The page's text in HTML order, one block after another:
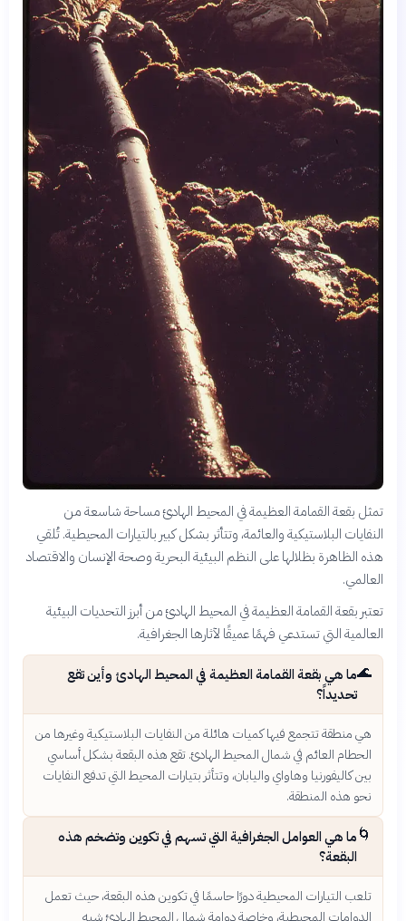
تمثل بقعة القمامة العظيمة في المحيط الهادئ مساحة شاسعة من
النفايات البلاستيكية والعائمة، وتتأثر بشكل كبير بالتيارات المحيطية. تُلقي
هذه الظاهرة بظلالها على النظم البيئية البحرية وصحة الإنسان والاقتصاد
العالمي.
تعتبر بقعة القمامة العظيمة في المحيط الهادئ من أبرز التحديات البيئية
العالمية التي تستدعي فهمًا عميقًا لآثارها الجغرافية.
🌊ما هي بقعة القمامة العظيمة في المحيط الهادئ وأين تقع
تحديداً؟
هي منطقة تتجمع فيها كميات هائلة من النفايات البلاستيكية وغيرها من
الحطام العائم في شمال المحيط الهادئ. تقع هذه البقعة بشكل أساسي
بين كاليفورنيا وهاواي واليابان، وتتأثر بتيارات المحيط التي تدفع النفايات
نحو هذه المنطقة.
🌀ما هي العوامل الجغرافية التي تسهم في تكوين وتضخم هذه
البقعة؟
تلعب التيارات المحيطية دورًا حاسمًا في تكوين هذه البقعة، حيث تعمل
الدوامات المحيطية، وخاصة دوامة شمال المحيط الهادئ شبه